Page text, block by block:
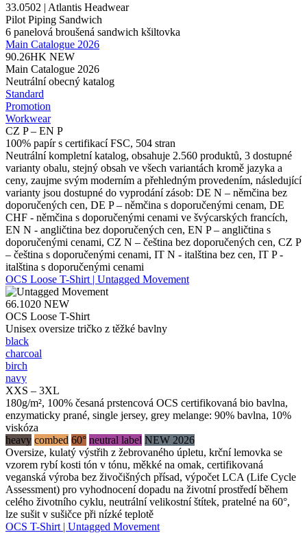
33.0502 | Atlantis Headwear
Pilot Piping Sandwich
6 panelová broušená sandwich kšiltovka
Main Catalogue 2026
90.26HK NEW
Main Catalogue 2026
Neutrální obecný katalog
Standard
Promotion
Workwear
CZ P – EN P
100% papír s certifikací FSC, 504 stran
Neutrální kompletní katalog, obsahuje 2.560 produktů, 3 dostupné
varianty obalu, stejný obsah ve všech variantách kromě jazyka a
ceny, zaujme svým moderním a přehledným provedením, následující
varianty jsou dostupné do vyprodání zásob: DE N – němčina bez
doporučených cen, DE P – němčina s doporučenými cenam, DE
CHF - němčina s doporučenými cenami ve švýcarských francích,
EN N - angličtina bez doporučených cen, EN P – angličtina s
doporučenými cenami, CZ N – čeština bez doporučených cen, CZ P
– čeština s doporučenými cenami, IT N - italština bez cen, IT P -
italština s doporučenými cenami
OCS Loose T-Shirt | Untagged Movement
66.1020 NEW
OCS Loose T-Shirt
Unisex oversize tričko z těžké bavlny
black
charcoal
birch
navy
XXS – 3XL
180g/m², 100% česaná prstencová OCS certifikovaná bio bavlna,
enzymaticky prané, single jersey, grey melange: 90% bavlna, 10%
viskóza
heavy combed 60° neutral label NEW 2026
Oversize, kulatý výstřih z žebrovaného úpletu, krční lemovka se
vzorem rybí kosti tón v tónu, měkké na omak, certifikovaná
veganská výroba bez živočišných přísad, výpočet LCA (Life Cycle
Assessment) pro vyhodnocení dopadu na životní prostředí během
celého životního cyklu, neutrální velikostní štítek, pratelné na 60°,
lze sušit v sušičce při nízké teplotě
OCS T-Shirt | Untagged Movement